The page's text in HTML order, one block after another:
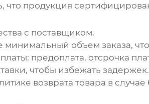
что продукция
с поставщиком.
минимальный объем заказа,
предоплата, отсрочка
чтобы избежать задержек.
возврата товара в